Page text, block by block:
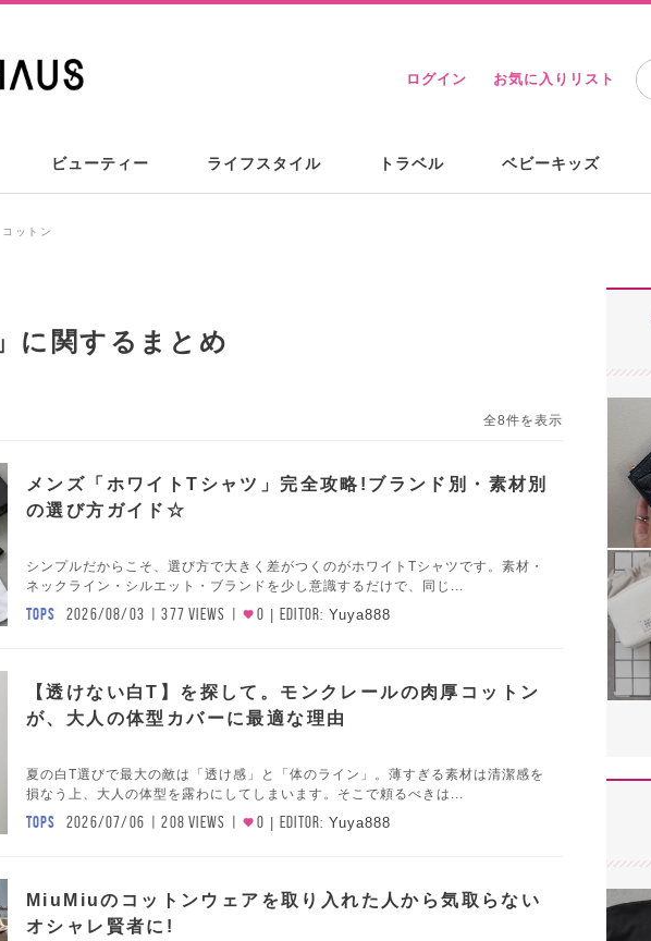
ログイン お気に入りリスト
ビューティー ライフスタイル トラベル ベビーキッズ
コットン
」に関するまとめ
全8件を表示
メンズ「ホワイトTシャツ」完全攻略!ブランド別・素材別
の選び方ガイド☆
シンプルだからこそ、選び方で大きく差がつくのがホワイトTシャツです。素材・
ネックライン・シルエット・ブランドを少し意識するだけで、同じ...
TOPS 2026/08/03 377 VIEWS 0 EDITOR: Yuya888
【透けない白T】を探して。モンクレールの肉厚コットン
が、大人の体型カバーに最適な理由
夏の白T選びで最大の敵は「透け感」と「体のライン」。薄すぎる素材は清潔感を
損なう上、大人の体型を露わにしてしまいます。そこで頼るべきは...
TOPS 2026/07/06 208 VIEWS 0 EDITOR: Yuya888
MiuMiuのコットンウェアを取り入れた人から気取らない
オシャレ賢者に!